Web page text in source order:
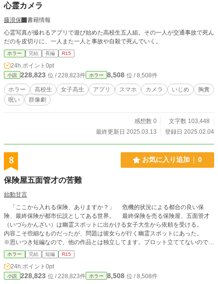
心霊カメラ
藤浪保
書籍情報
心霊写真が撮れるアプリで遊び始めた高校生五人組。その一人が交通事故で死ん
だのを皮切りに、一人また一人と事故や自殺で死んでいく。
ホラー 完結 長編 R15
24h.ポイント 0pt
小説 228,823 位 / 228,823件 ホラー 8,508 位 / 8,508件
ホラー 高校生 女子高生 アプリ スマホ カメラ いじめ
胸糞
呪い
群像劇
感想数 0
文字数 103,448
最終更新日 2025.03.13
登録日 2025.02.04
8 お気に入り追加 0
保険屋五面管才の苦難
始動甘言
「ここから入れる保険、ありますか？」 危機的状況による都合の良い保
険、最終保険が都市伝説としてある世界。 最終保険を売る保険屋、五面管才
（いづらかんざい）は幽霊スポットに出かける女子大生から依頼を受ける。
内容こそ些細なものだったが、問題は彼女らが行く幽霊スポットにあった。
※思いつき短編なので、他の作品とは独立してます。プロット立ててないので、
内容が滅茶苦茶になったらごめんなさい。
ホラー 完結 短編 R15
24h.ポイント 0pt
小説 228,823 位 / 228,823件 ホラー 8,508 位 / 8,508件